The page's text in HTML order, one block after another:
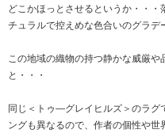
どこかほっとさせるというか・・
チュラルで控えめな色合いのグラデ
この地域の織物の持つ静かな威厳
と・・・
同じ＜トゥ―グレイヒルズ＞のラグ
ングも異なるので、作者の個性や世